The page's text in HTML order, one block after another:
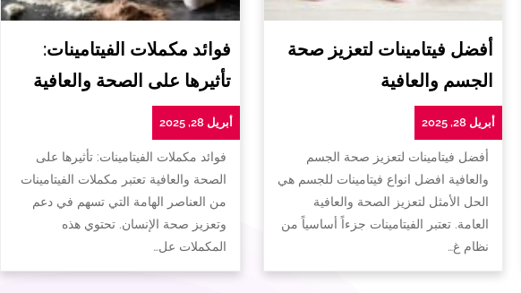
أفضل فيتامينات لتعزيز صحة
الجسم والعافية
أبريل 28, 2025
أفضل فيتامينات لتعزيز صحة الجسم
والعافية افضل انواع فيتامينات للجسم هي
الحل الأمثل لتعزيز الصحة والعافية
العامة. تعتبر الفيتامينات جزءاً أساسياً من
نظام غ…
فوائد مكملات الفيتامينات:
تأثيرها على الصحة والعافية
أبريل 28, 2025
فوائد مكملات الفيتامينات: تأثيرها على
الصحة والعافية تعتبر مكملات الفيتامينات
من العناصر الهامة التي تسهم في دعم
وتعزيز صحة الإنسان. تحتوي هذه
المكملات عل…